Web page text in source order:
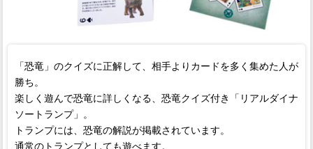
「恐竜」のクイズに正解して、相手よりカードを多く集めた人が
勝ち。
楽しく遊んで恐竜に詳しくなる、恐竜クイズ付き「リアルダイナ
ソートランプ」。
トランプには、恐竜の解説が掲載されています。
通常のトランプとしても遊べます。